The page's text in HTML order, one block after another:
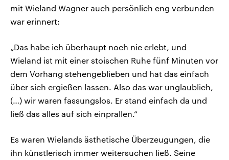
mit Wieland Wagner auch persönlich eng verbunden
war erinnert:
„Das habe ich überhaupt noch nie erlebt, und
Wieland ist mit einer stoischen Ruhe fünf Minuten vor
dem Vorhang stehengeblieben und hat das einfach
über sich ergießen lassen. Also das war unglaublich,
(…) wir waren fassungslos. Er stand einfach da und
ließ das alles auf sich einprallen.“
Es waren Wielands ästhetische Überzeugungen, die
ihn künstlerisch immer weitersuchen ließ. Seine